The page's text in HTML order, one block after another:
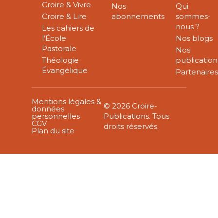
Croire & Vivre
Croire & Lire
Les cahiers de
l’École
Pastorale
Théologie
Évangélique
Nos
abonnements
Qui
sommes-
nous ?
Nos blogs
Nos
Partenaires
Mentions légales &
données
personnelles
CGV
Plan du site
© 2026 Croire-
Publications. Tous
droits réservés.